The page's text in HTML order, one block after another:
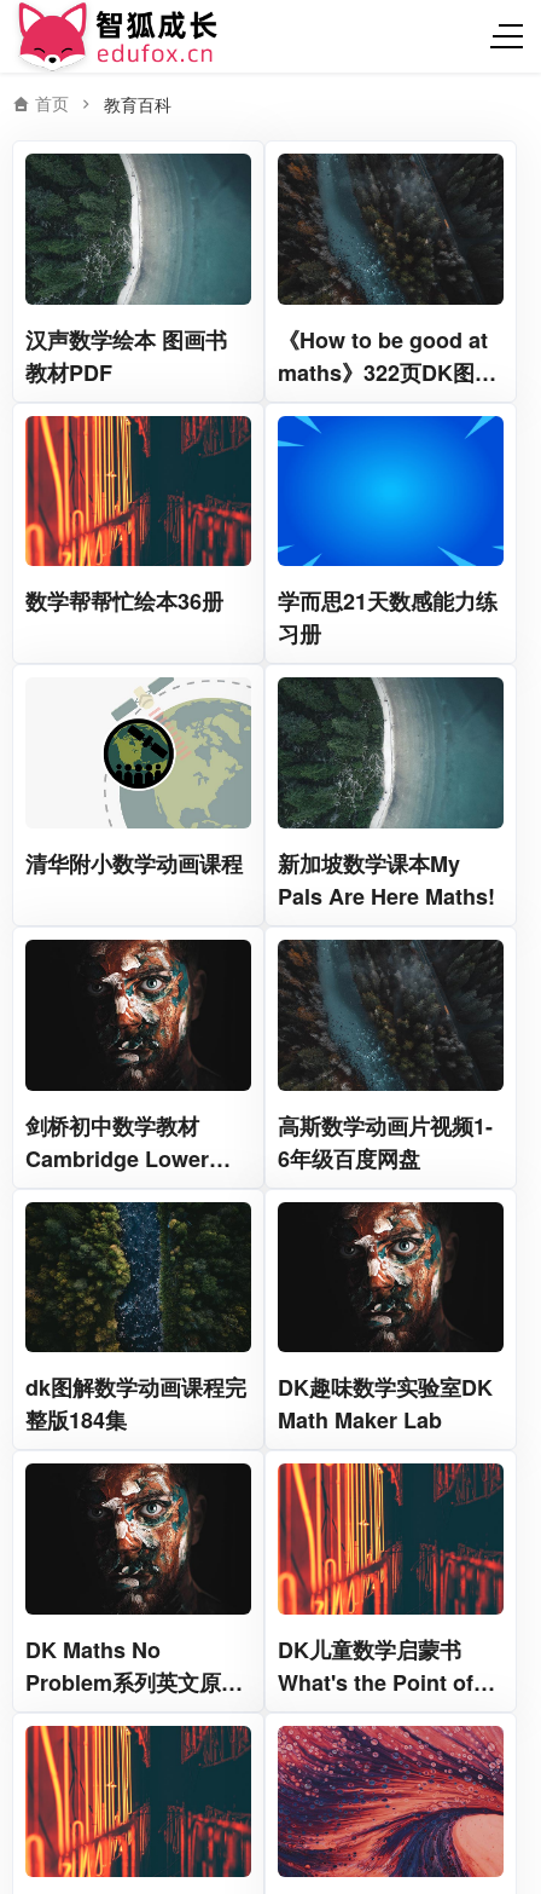
首页 教育百科
汉声数学绘本 图画书
教材PDF
《How to be good at
maths》322页DK图解
数学英文教材PDF
数学帮帮忙绘本36册
学而思21天数感能力练
习册
清华附小数学动画课程
新加坡数学课本My
Pals Are Here Maths!
剑桥初中数学教材
Cambridge Lower
Secondary
Mathematics
高斯数学动画片视频1-
6年级百度网盘
dk图解数学动画课程完
整版184集
DK趣味数学实验室DK
Math Maker Lab
DK Maths No
Problem系列英文原版
数学练习册6级37册
DK儿童数学启蒙书
What's the Point of
Math